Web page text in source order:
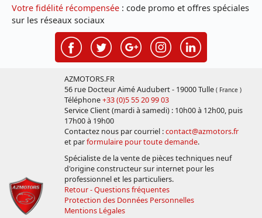
Votre fidélité récompensée : code promo et offres spéciales
sur les réseaux sociaux
AZMOTORS.FR
56 rue Docteur Aimé Audubert - 19000 Tulle ( France )
Téléphone+33 (0)5 55 20 99 03
Service Client (mardi à samedi) : 10h00 à 12h00, puis
17h00 à 19h00
Contactez nous par courriel :contact@azmotors.fr
et parformulaire pour toute demande.
Spécialiste de la vente de pièces techniques neuf
d'origine constructeur sur internet pour les
professionnel et les particuliers.
Retour - Questions fréquentes
Protection des Données Personnelles
Mentions Légales